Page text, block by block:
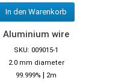
In den Warenkorb
Aluminium wire
SKU: 009015-1
2.0 mm diameter
99.999% | 2m